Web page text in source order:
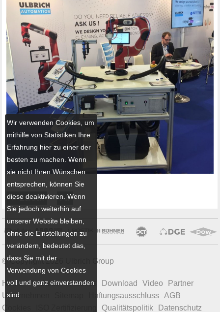
← Zurück All
© Copyright 2026 Ulbrich Group
Home Produkte Aktuelles Download Video
Partner
Unternehmen
Haftungsausschluss
AGB
Cookies
Qualitätspolitik Datenschutz
Wir verwenden Cookies, um
mithilfe von Statistiken Ihre
Erfahrung hier zu einer der
besten zu machen. Wenn
sie nicht Ihren Wünschen
entsprechen, können Sie
diese deaktivieren. Wenn
Sie jedoch weiterhin auf
unserer Website bleiben,
ohne die Einstellungen zu
verändern, bedeutet das,
dass Sie mit der
Verwendung von Cookies
voll und ganz einverstanden
sind.